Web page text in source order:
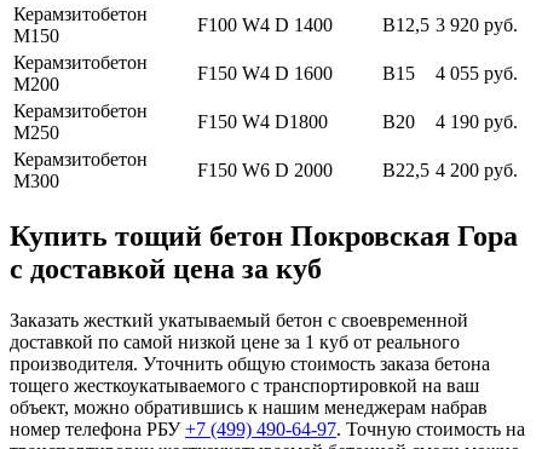
Керамзитобетон
М150
F100 W4 D 1400 В12,5 3 920 руб.
Керамзитобетон
М200
F150 W4 D 1600 В15
4 055 руб.
Керамзитобетон
М250
F150 W4 D1800 В20
4 190 руб.
Керамзитобетон
М300
F150 W6 D 2000 В22,5 4 200 руб.
Купить тощий бетон Покровская Гора
с доставкой цена за куб
Заказать жесткий укатываемый бетон с своевременной
доставкой по самой низкой цене за 1 куб от реального
производителя. Уточнить общую стоимость заказа бетона
тощего жесткоукатываемого с транспортировкой на ваш
объект, можно обратившись к нашим менеджерам набрав
номер телефона РБУ+7 (499) 490-64-97. Точную стоимость на